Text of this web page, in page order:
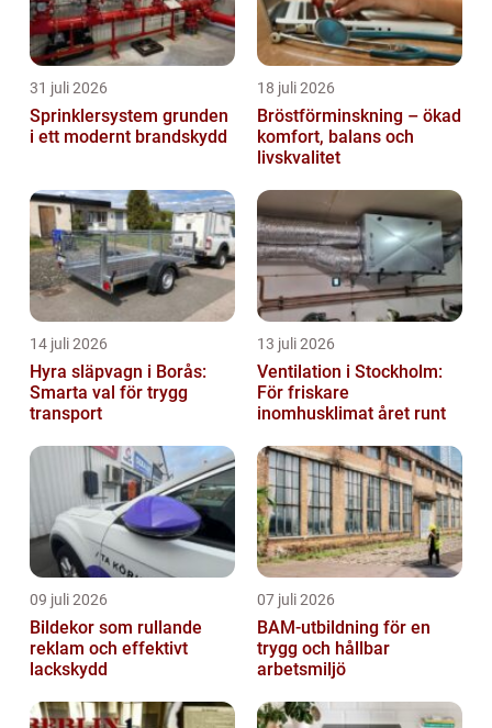
31 juli 2026
Sprinklersystem grunden
i ett modernt brandskydd
18 juli 2026
Bröstförminskning – ökad
komfort, balans och
livskvalitet
14 juli 2026
Hyra släpvagn i Borås:
Smarta val för trygg
transport
13 juli 2026
Ventilation i Stockholm:
För friskare
inomhusklimat året runt
09 juli 2026
Bildekor som rullande
reklam och effektivt
lackskydd
07 juli 2026
BAM-utbildning för en
trygg och hållbar
arbetsmiljö